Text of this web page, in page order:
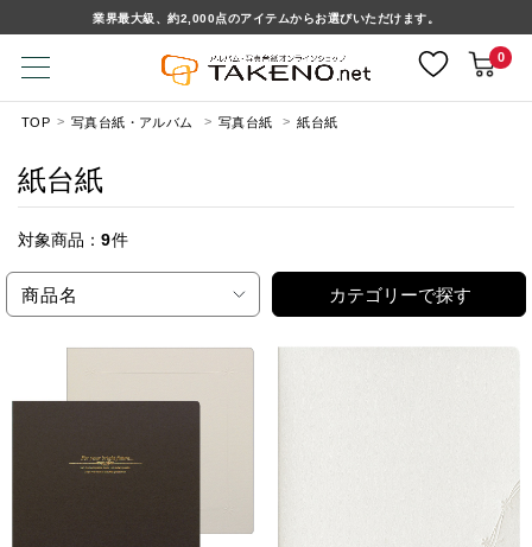
業界最大級、約2,000点のアイテムからお選びいただけます。
0
TOP 写真台紙・アルバム 写真台紙 紙台紙
紙台紙
対象商品： 9件
商品名 カテゴリーで探す